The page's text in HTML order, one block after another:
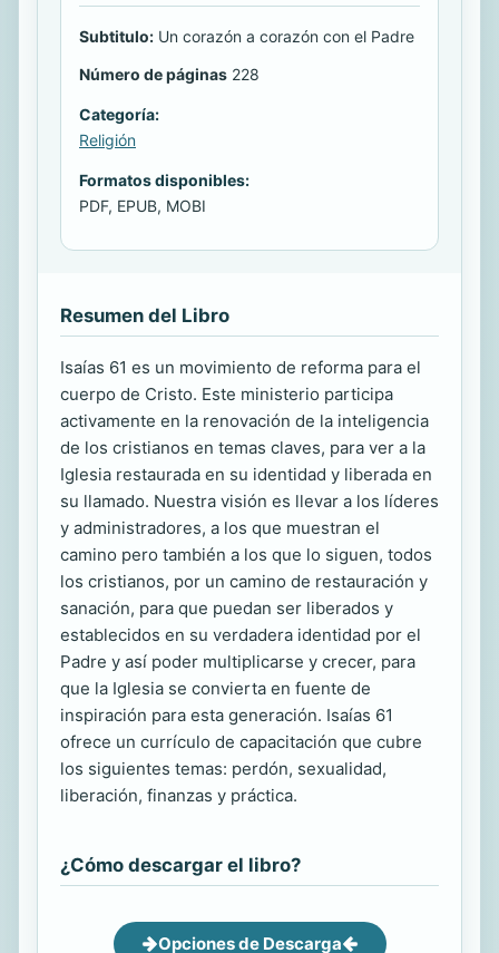
Subtitulo: Un corazón a corazón con el Padre
Número de páginas 228
Categoría:
Religión
Formatos disponibles:
PDF, EPUB, MOBI
Resumen del Libro
Isaías 61 es un movimiento de reforma para el
cuerpo de Cristo. Este ministerio participa
activamente en la renovación de la inteligencia
de los cristianos en temas claves, para ver a la
Iglesia restaurada en su identidad y liberada en
su llamado. Nuestra visión es llevar a los líderes
y administradores, a los que muestran el
camino pero también a los que lo siguen, todos
los cristianos, por un camino de restauración y
sanación, para que puedan ser liberados y
establecidos en su verdadera identidad por el
Padre y así poder multiplicarse y crecer, para
que la Iglesia se convierta en fuente de
inspiración para esta generación. Isaías 61
ofrece un currículo de capacitación que cubre
los siguientes temas: perdón, sexualidad,
liberación, finanzas y práctica.
¿Cómo descargar el libro?
Opciones de Descarga